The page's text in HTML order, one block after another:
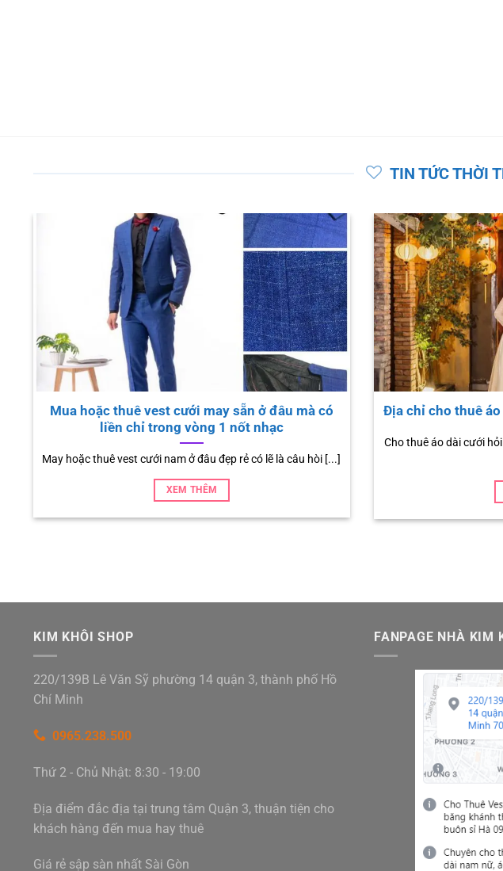
TIN TỨC THỜI
Kinh nghiệm mua hoặc thuê áo vest nam
Vest nam là trang phục khó có thể thiếu cho mỗi anh chàng/
quý ông, [...]
XEM THÊM
Vợ chồng
Nam ca sĩ Đan Trường
KIM KHÔI SHOP
220/139B Lê Văn Sỹ phường 14 quận 3, thành phố Hồ
Chí Minh
0965.238.500
Thứ 2 - Chủ Nhật: 8:30 - 19:00
Địa điểm đắc địa tại trung tâm Quận 3, thuận tiện cho
khách hàng đến mua hay thuê
Giá rẻ sập sàn nhất Sài Gòn
FANPAGE NHÀ KIM